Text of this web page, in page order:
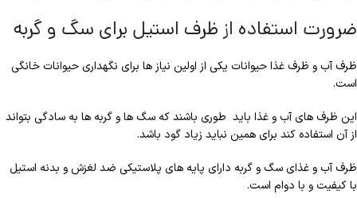
ضرورت استفاده از ظرف استیل برای سگ و گربه
ظرف آب و ظرف غذا حیوانات یکی از اولین نیاز ها برای نگهداری حیوانات خانگی
است.
این ظرف های آب و غذا باید طوری باشند که سگ ها و گربه ها به سادگی بتواند
از آن استفاده کند برای همین نباید زیاد گود باشد.
ظرف آب و غذای سگ و گربه دارای پایه های پلاستیکی ضد لغزش و بدنه استیل
با کیفیت و با دوام است.